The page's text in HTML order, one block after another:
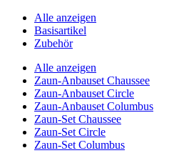
Alle anzeigen
Basisartikel
Zubehör
Alle anzeigen
Zaun-Anbauset Chaussee
Zaun-Anbauset Circle
Zaun-Anbauset Columbus
Zaun-Set Chaussee
Zaun-Set Circle
Zaun-Set Columbus